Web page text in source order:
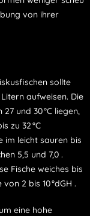
von ihrer
sollte
aufweisen. Die
und 30 °C liegen,
zu 32 °C
im leicht sauren bis
5,5 und 7,0 .
Fische weiches bis
2 bis 10 °dGH .
eine hohe